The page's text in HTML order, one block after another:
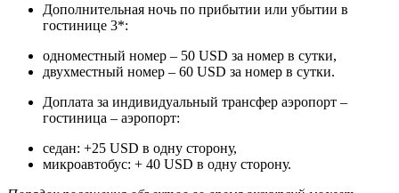
Дополнительная ночь по прибытии или убытии в
гостинице 3*:
одноместный номер – 50 USD за номер в сутки,
двухместный номер – 60 USD за номер в сутки.
Доплата за индивидуальный трансфер аэропорт –
гостиница – аэропорт:
седан: +25 USD в одну сторону,
микроавтобус: + 40 USD в одну сторону.